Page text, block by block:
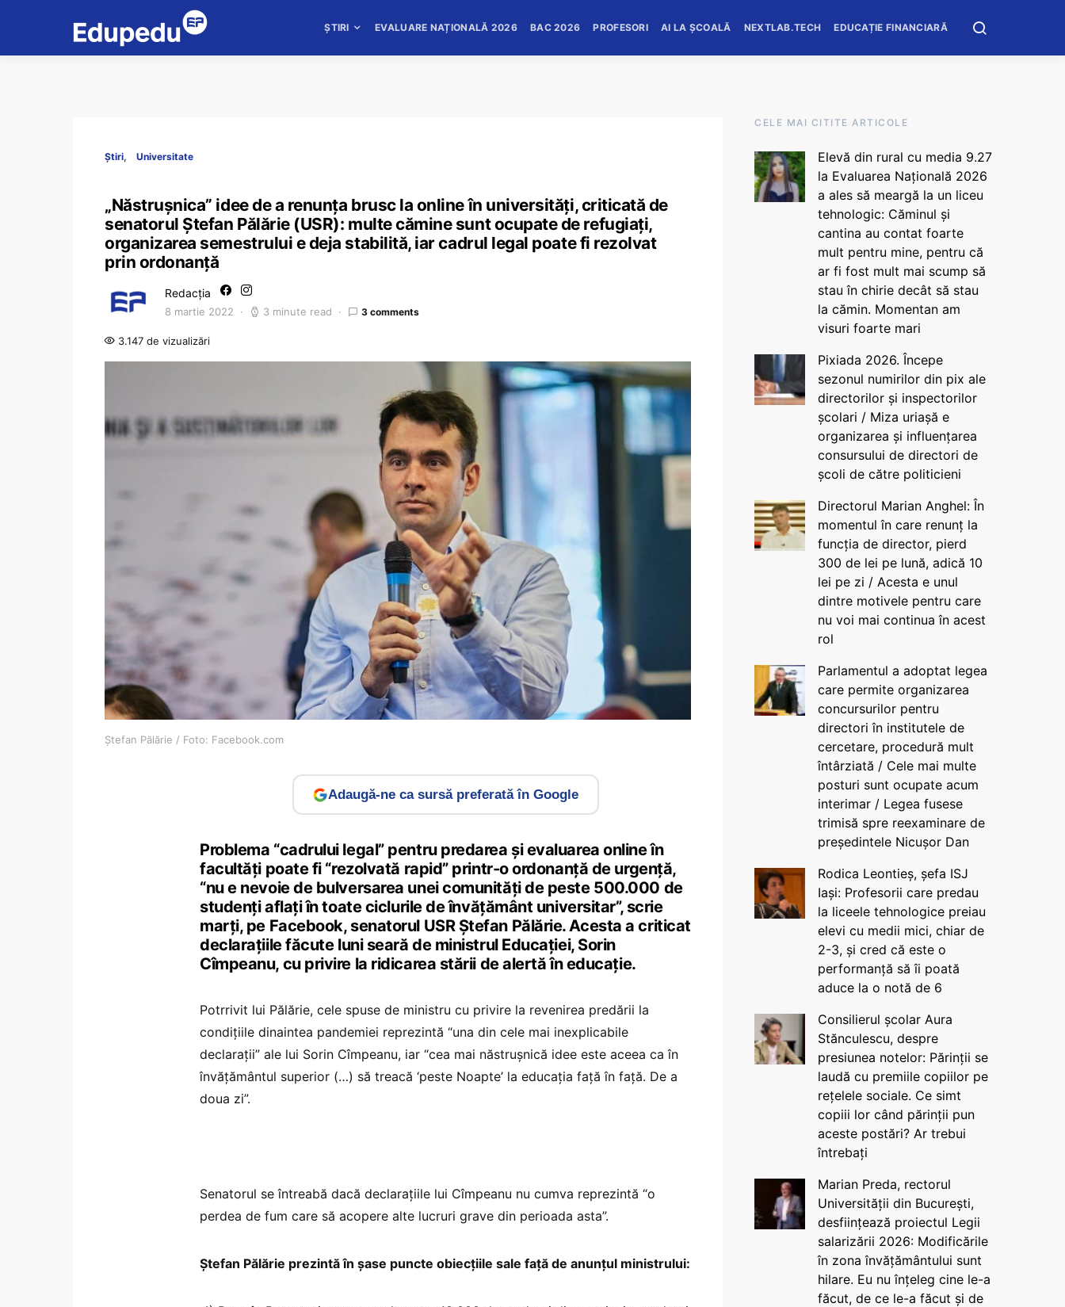
ȘTIRI EVALUARE NAȚIONALĂ 2026 BAC 2026 PROFESORI AI LA ȘCOALĂ NEXTLAB.TECH EDUCAȚIE FINANCIARĂ
Știri Universitate
„Năstrușnica” idee de a renunța brusc la online în universități, criticată de
senatorul Ștefan Pălărie (USR): multe cămine sunt ocupate de refugiați,
organizarea semestrului e deja stabilită, iar cadrul legal poate fi rezolvat
prin ordonanță
Redacția
8 martie 2022 3 minute read 3 comments
3.147 de vizualizări
Ștefan Pălărie / Foto: Facebook.com
Adaugă-ne ca sursă preferată în Google
Problema “cadrului legal” pentru predarea și evaluarea online în
facultăți poate fi “rezolvată rapid” printr-o ordonanță de urgență,
“nu e nevoie de bulversarea unei comunități de peste 500.000 de
studenți aflați în toate ciclurile de învățământ universitar”, scrie
marți, pe Facebook, senatorul USR Ștefan Pălărie. Acesta a criticat
declarațiile făcute luni seară de ministrul Educației, Sorin
Cîmpeanu, cu privire la ridicarea stării de alertă în educație.
Potrrivit lui Pălărie, cele spuse de ministru cu privire la revenirea predării la
condițiile dinaintea pandemiei reprezintă “una din cele mai inexplicabile
declarații” ale lui Sorin Cîmpeanu, iar “cea mai năstrușnică idee este aceea ca în
învățământul superior (…) să treacă ‘peste Noapte’ la educația față în față. De a
doua zi”.
Senatorul se întreabă dacă declarațiile lui Cîmpeanu nu cumva reprezintă “o
perdea de fum care să acopere alte lucruri grave din perioada asta”.
Ștefan Pălărie prezintă în șase puncte obiecțiile sale față de anunțul ministrului:
CELE MAI CITITE ARTICOLE
Elevă din rural cu media 9.27
la Evaluarea Națională 2026
a ales să meargă la un liceu
tehnologic: Căminul și
cantina au contat foarte
mult pentru mine, pentru că
ar fi fost mult mai scump să
stau în chirie decât să stau
la cămin. Momentan am
visuri foarte mari
Pixiada 2026. Începe
sezonul numirilor din pix ale
directorilor și inspectorilor
școlari / Miza uriașă e
organizarea și influențarea
consursului de directori de
școli de către politicieni
Directorul Marian Anghel: În
momentul în care renunț la
funcția de director, pierd
300 de lei pe lună, adică 10
lei pe zi / Acesta e unul
dintre motivele pentru care
nu voi mai continua în acest
rol
Parlamentul a adoptat legea
care permite organizarea
concursurilor pentru
directori în institutele de
cercetare, procedură mult
întârziată / Cele mai multe
posturi sunt ocupate acum
interimar / Legea fusese
trimisă spre reexaminare de
președintele Nicușor Dan
Rodica Leontieș, șefa ISJ
Iași: Profesorii care predau
la liceele tehnologice preiau
elevi cu medii mici, chiar de
2-3, și cred că este o
performanță să îi poată
aduce la o notă de 6
Consilierul școlar Aura
Stănculescu, despre
presiunea notelor: Părinții se
laudă cu premiile copiilor pe
rețelele sociale. Ce simt
copiii lor când părinții pun
aceste postări? Ar trebui
întrebați
Marian Preda, rectorul
Universității din București,
desființează proiectul Legii
salarizării 2026: Modificările
în zona învățământului sunt
hilare. Eu nu înțeleg cine le-a
făcut, de ce le-a făcut și de